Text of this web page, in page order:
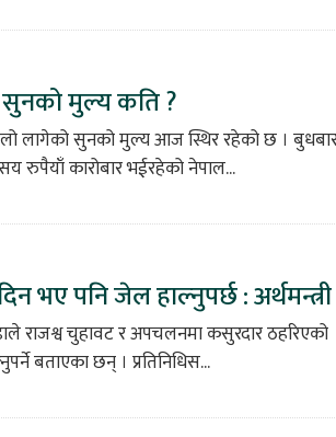
सुनको मुल्य कति ?
लागेको सुनको मुल्य आज स्थिर रहेको छ ।
रुपैयाँ कारोबार भईरहेको नेपाल...
भए पनि जेल हाल्नुपर्छ : अर्थमन्त्री
राजश्व चुहावट र अपचलनमा कसुरदार ठहरिएको
बताएका छन् । प्रतिनिधिस...